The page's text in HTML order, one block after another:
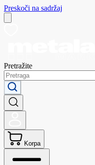
Preskoči na sadržaj
Pretražite
Korpa